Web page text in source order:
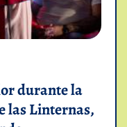
durante la
las Linternas,